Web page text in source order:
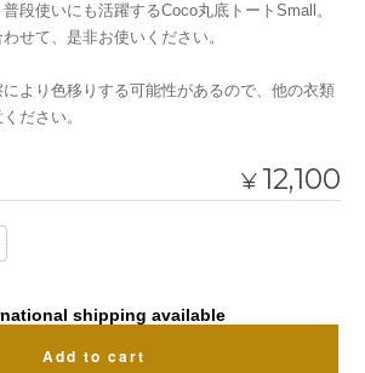
段使いにも活躍するCoco丸底トートSmall。
せて、是非お使いください。
より色移りする可能性があるので、他の衣類
ださい。
¥ 12,100
shipping available
Add to cart